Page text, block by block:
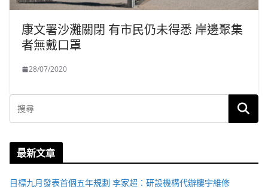
康文署沙灘關閉 有市民仍未得悉 岸邊聚集
者無戴口罩
28/07/2020
最新文章
目標九月發表首個五年規劃 李家超：研設機構代辦樓宇維修